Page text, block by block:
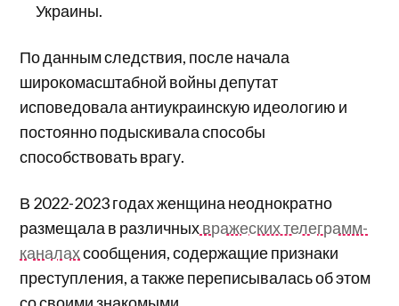
Украины.
По данным следствия, после начала
широкомасштабной войны депутат
исповедовала антиукраинскую идеологию и
постоянно подыскивала способы
способствовать врагу.
В 2022-2023 годах женщина неоднократно
размещала в различныхвражеских телеграмм-
каналахсообщения, содержащие признаки
преступления, а также переписывалась об этом